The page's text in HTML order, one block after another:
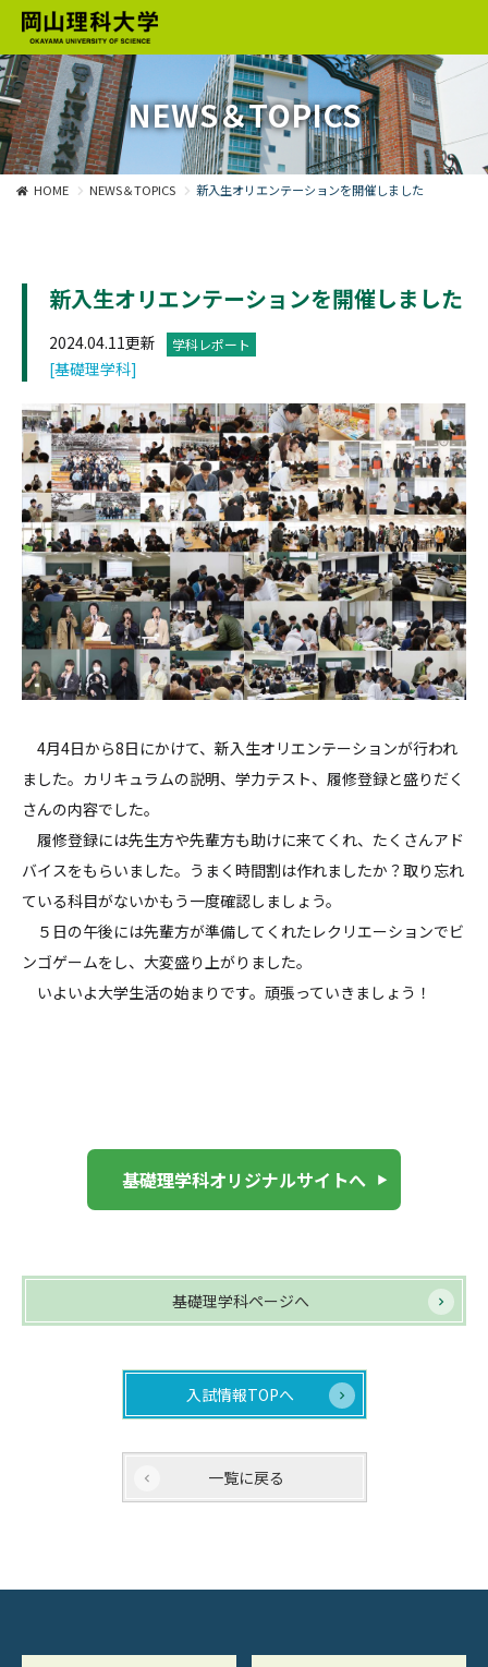
NEWS＆TOPICS
HOME NEWS＆TOPICS 新入生オリエンテーションを開催しました
新入生オリエンテーションを開催しました
2024.04.11更新 学科レポート
[基礎理学科]
4月4日から8日にかけて、新入生オリエンテーションが行われ
ました。カリキュラムの説明、学力テスト、履修登録と盛りだく
さんの内容でした。
履修登録には先生方や先輩方も助けに来てくれ、たくさんアド
バイスをもらいました。うまく時間割は作れましたか？取り忘れ
ている科目がないかもう一度確認しましょう。
５日の午後には先輩方が準備してくれたレクリエーションでビ
ンゴゲームをし、大変盛り上がりました。
いよいよ大学生活の始まりです。頑張っていきましょう！
基礎理学科オリジナルサイトへ
基礎理学科ページへ
入試情報TOPへ
一覧に戻る